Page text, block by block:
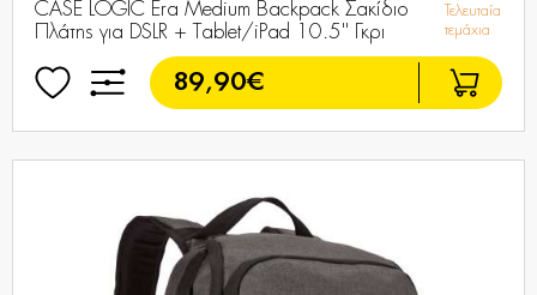
CASE LOGIC Era Medium Backpack Σακίδιο
Πλάτης για DSLR + Tablet/iPad 10.5'' Γκρι
Τελευταία
τεμάχια
89,90€